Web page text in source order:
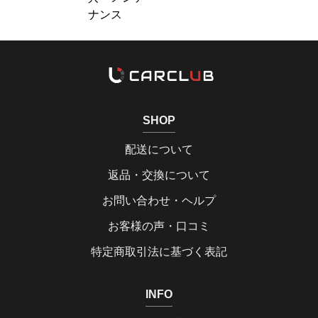
ナンス
SHOP
配送について
返品・交換について
お問い合わせ・ヘルプ
お客様の声・口コミ
特定商取引法に基づく表記
INFO